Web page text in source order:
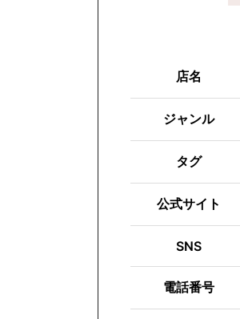
店名
ジャンル
タグ
公式サイト
SNS
電話番号